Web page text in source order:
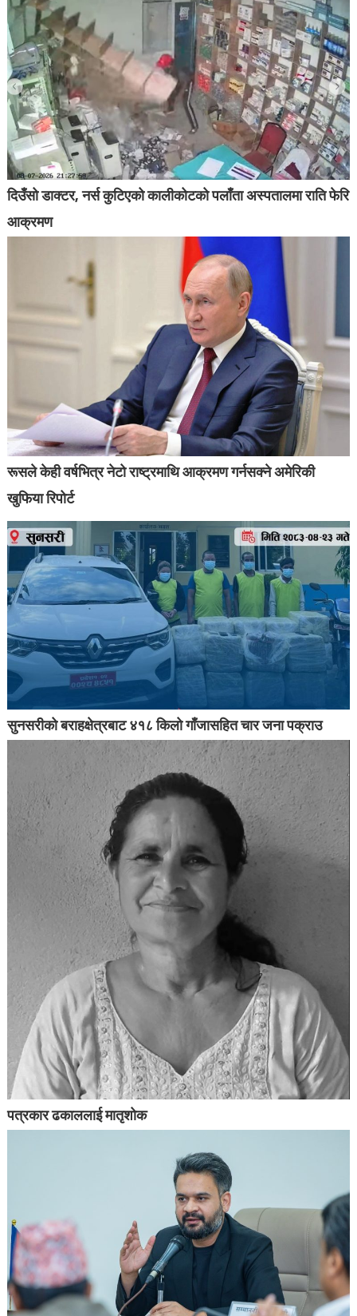
दिउँसो डाक्टर, नर्स कुटिएको कालीकोटको पलाँता अस्पतालमा राति फेरि
आक्रमण
रूसले केही वर्षभित्र नेटो राष्ट्रमाथि आक्रमण गर्नसक्ने अमेरिकी
खुफिया रिपोर्ट
सुनसरीको बराहक्षेत्रबाट ४१८ किलो गाँजासहित चार जना पक्राउ
पत्रकार ढकाललाई मातृशोक